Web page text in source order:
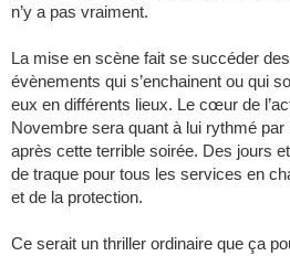
n’y a pas vraiment.
La mise en scène fait se succéder
évènements qui s’enchainent ou qui
eux en différents lieux. Le cœur de
Novembre sera quant à lui rythmé
après cette terrible soirée. Des jours
de traque pour tous les services en
et de la protection.
Ce serait un thriller ordinaire que ça